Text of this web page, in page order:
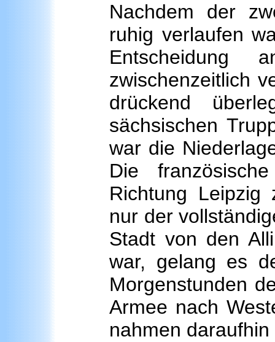
Nachdem der
ruhig verlaufen
zwischenzeitlich
drückend
sächsischen
war die
Die
Richtung Leipzig
nur der
Stadt von den
war, gelang es
Morgenstunden
Armee nach
nahmen